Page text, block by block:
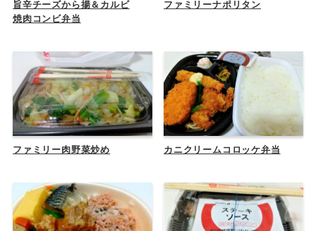
旨辛チーズから揚＆カルビ
焼肉コンビ弁当
ファミリーナポリタン
ファミリー肉野菜炒め カニクリームコロッケ弁当